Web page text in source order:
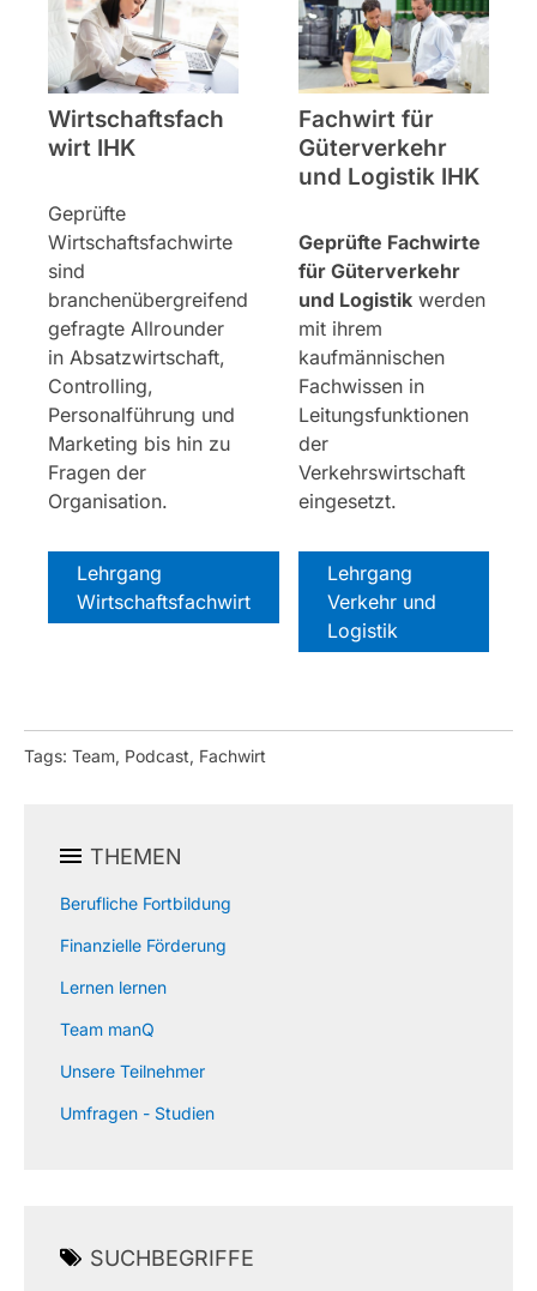
Wirtschaftsfach
wirt IHK
Geprüfte
Wirtschaftsfachwirte
sind
branchenübergreifend
gefragte Allrounder
in Absatzwirtschaft,
Controlling,
Personalführung und
Marketing bis hin zu
Fragen der
Organisation.
Lehrgang
Wirtschaftsfachwirt
Fachwirt für
Güterverkehr
und Logistik IHK
Geprüfte Fachwirte
für Güterverkehr
und Logistik werden
mit ihrem
kaufmännischen
Fachwissen in
Leitungsfunktionen
der
Verkehrswirtschaft
eingesetzt.
Lehrgang
Verkehr und
Logistik
Tags: Team, Podcast, Fachwirt
THEMEN
Berufliche Fortbildung
Finanzielle Förderung
Lernen lernen
Team manQ
Unsere Teilnehmer
Umfragen - Studien
SUCHBEGRIFFE